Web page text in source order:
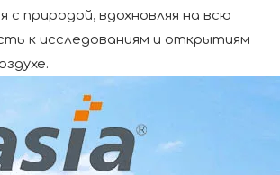
с природой, вдохновляя на всю
к исследованиям и открытиям